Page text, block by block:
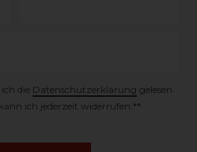
die Daten­schutz­erklärung gelesen
ich jederzeit widerrufen.**